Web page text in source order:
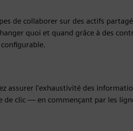
de collaborer sur des actifs
quoi et quand grâce à des
assurer l'exhaustivité des
de clic — en commençant par les